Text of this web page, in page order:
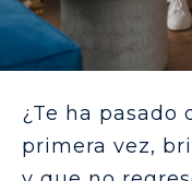
¿Te ha
primera vez,